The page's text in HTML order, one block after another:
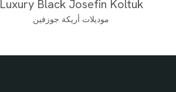
Luxury Black Josefin Koltuk
موديلات أريكة جوزفين